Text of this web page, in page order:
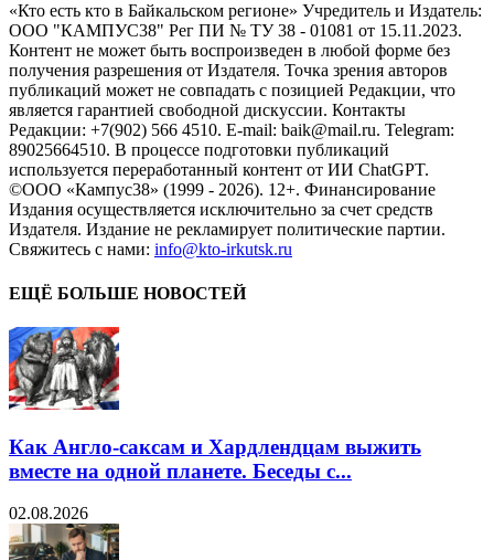
«Кто есть кто в Байкальском регионе» Учредитель и Издатель:
ООО "КАМПУС38" Рег ПИ № ТУ 38 - 01081 от 15.11.2023.
Контент не может быть воспроизведен в любой форме без
получения разрешения от Издателя. Точка зрения авторов
публикаций может не совпадать с позицией Редакции, что
является гарантией свободной дискуссии. Контакты
Редакции: +7(902) 566 4510. E-mail: baik@mail.ru. Telegram:
89025664510. В процессе подготовки публикаций
используется переработанный контент от ИИ ChatGPT.
©ООО «Кампус38» (1999 - 2026). 12+. Финансирование
Издания осуществляется исключительно за счет средств
Издателя. Издание не рекламирует политические партии.
Свяжитесь с нами: info@kto-irkutsk.ru
ЕЩЁ БОЛЬШЕ НОВОСТЕЙ
Как Англо-саксам и Хардлендцам выжить
вместе на одной планете. Беседы с...
02.08.2026